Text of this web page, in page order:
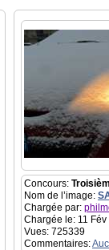
Concours:
Nom de l’image:
Chargée par:
Chargée le: 11
Vues: 725339
Commentaires: